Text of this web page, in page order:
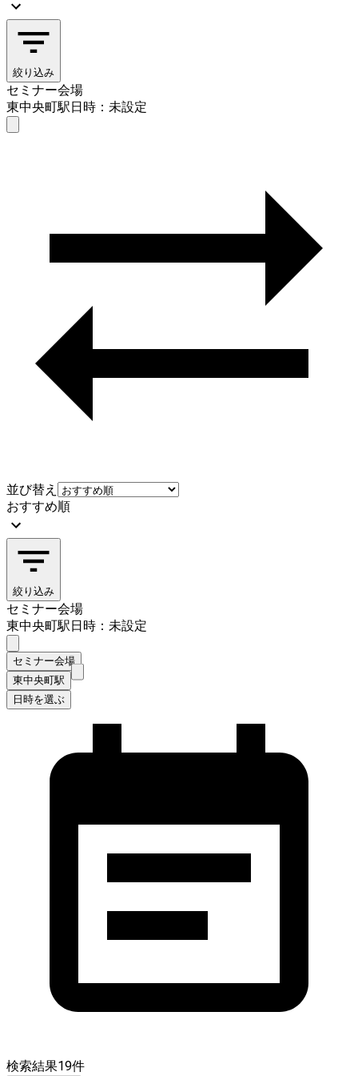
絞り込み
セミナー会場
東中央町駅日時：未設定
並び替え
おすすめ順
絞り込み
セミナー会場
東中央町駅日時：未設定
セミナー会場
東中央町駅
日時を選ぶ
検索結果19件